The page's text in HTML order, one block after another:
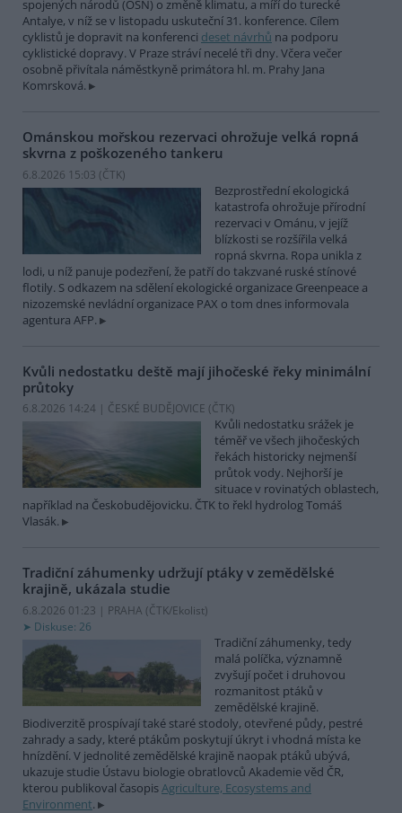
spojených národů (OSN) o změně klimatu, a míří do turecké
Antalye, v níž se v listopadu uskuteční 31. konference. Cílem
cyklistů je dopravit na konferenci deset návrhů na podporu
cyklistické dopravy. V Praze stráví necelé tři dny. Včera večer
osobně přivítala náměstkyně primátora hl. m. Prahy Jana
Komrsková.
Ománskou mořskou rezervaci ohrožuje velká ropná
skvrna z poškozeného tankeru
6.8.2026 15:03 (ČTK)
Bezprostřední ekologická
katastrofa ohrožuje přírodní
rezervaci v Ománu, v jejíž
blízkosti se rozšířila velká
ropná skvrna. Ropa unikla z
lodi, u níž panuje podezření, že patří do takzvané ruské stínové
flotily. S odkazem na sdělení ekologické organizace Greenpeace a
nizozemské nevládní organizace PAX o tom dnes informovala
agentura AFP.
Kvůli nedostatku deště mají jihočeské řeky minimální
průtoky
6.8.2026 14:24 | ČESKÉ BUDĚJOVICE (ČTK)
Kvůli nedostatku srážek je
téměř ve všech jihočeských
řekách historicky nejmenší
průtok vody. Nejhorší je
situace v rovinatých oblastech,
například na Českobudějovicku. ČTK to řekl hydrolog Tomáš
Vlasák.
Tradiční záhumenky udržují ptáky v zemědělské
krajině, ukázala studie
6.8.2026 01:23 | PRAHA (ČTK/Ekolist)
Diskuse: 26
Tradiční záhumenky, tedy
malá políčka, významně
zvyšují počet i druhovou
rozmanitost ptáků v
zemědělské krajině.
Biodiverzitě prospívají také staré stodoly, otevřené půdy, pestré
zahrady a sady, které ptákům poskytují úkryt i vhodná místa ke
hnízdění. V jednolité zemědělské krajině naopak ptáků ubývá,
ukazuje studie Ústavu biologie obratlovců Akademie věd ČR,
kterou publikoval časopisAgriculture, Ecosystems and
Environment.